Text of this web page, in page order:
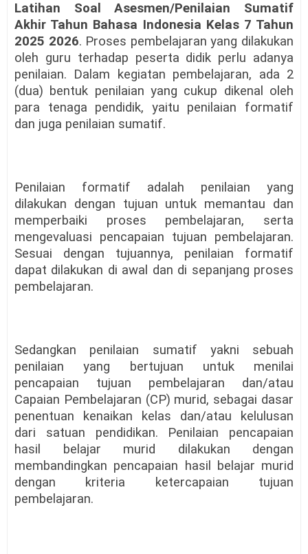
Latihan Soal Asesmen/Penilaian Sumatif
Akhir Tahun Bahasa Indonesia Kelas 7 Tahun
2025 2026. Proses pembelajaran yang dilakukan
oleh guru terhadap peserta didik perlu adanya
penilaian. Dalam kegiatan pembelajaran, ada 2
(dua) bentuk penilaian yang cukup dikenal oleh
para tenaga pendidik, yaitu penilaian formatif
dan juga penilaian sumatif.
Penilaian formatif adalah penilaian yang
dilakukan dengan tujuan untuk memantau dan
memperbaiki proses pembelajaran, serta
mengevaluasi pencapaian tujuan pembelajaran.
Sesuai dengan tujuannya, penilaian formatif
dapat dilakukan di awal dan di sepanjang proses
pembelajaran.
Sedangkan penilaian sumatif yakni sebuah
penilaian yang bertujuan untuk menilai
pencapaian tujuan pembelajaran dan/atau
Capaian Pembelajaran (CP) murid, sebagai dasar
penentuan kenaikan kelas dan/atau kelulusan
dari satuan pendidikan. Penilaian pencapaian
hasil belajar murid dilakukan dengan
membandingkan pencapaian hasil belajar murid
dengan kriteria ketercapaian tujuan
pembelajaran.